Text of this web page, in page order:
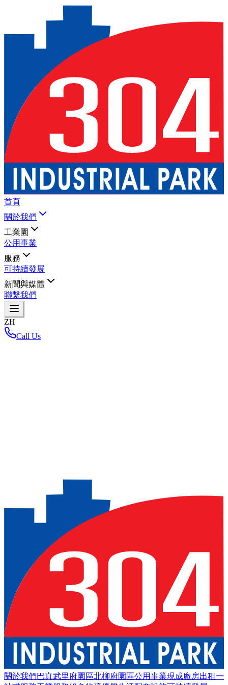
首頁
關於我們
工業園
公用事業
服務
可持續發展
新聞與媒體
聯繫我們
ZH
Call Us
關於我們 巴真武里府園區北柳府園區公用事業現成廠房出租一